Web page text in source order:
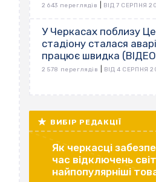
2 643 переглядів ВІД 7 СЕРПНЯ
У Черкасах поблизу
стадіону сталася
працює швидка
2 578 переглядів ВІД 4 СЕРПНЯ
ВИБІР РЕДАКЦІЇ
Як черкасці
час відключень
найпопулярніші